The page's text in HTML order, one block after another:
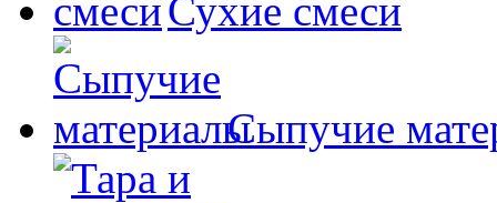
Сухие смеси
Сыпучие